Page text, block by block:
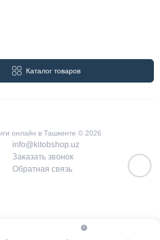
0
Каталог товаров
онлайн в Ташкенте © 2026
info@kitobshop.uz
Заказать звонок
Обратная связь